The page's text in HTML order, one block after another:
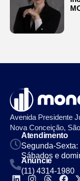
Avenida Presidente
Nova Conceição,
Atendimento
Segunda-Sexta:
Sábados e
Anuncie
(11) 4314-1980